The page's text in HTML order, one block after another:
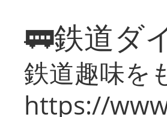
🚃鉄道ダ
鉄道趣味を
https://